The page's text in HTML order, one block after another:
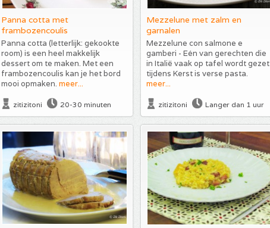
Panna cotta met
frambozencoulis
Panna cotta (letterlijk: gekookte
room) is een heel makkelijk
dessert om te maken. Met een
frambozencoulis kan je het bord
mooi opmaken. meer...
zitizitoni 20-30 minuten
Mezzelune met zalm en
garnalen
Mezzelune con salmone e
gamberi - Eén van gerechten die
in Italië vaak op tafel wordt gezet
tijdens Kerst is verse pasta.
meer...
zitizitoni Langer dan 1 uur